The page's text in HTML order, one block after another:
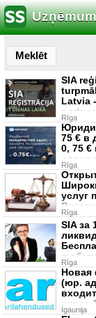
Meklēt
SIA
Latvia
Rīga
75 € в
0, 75 €
адрес
Rīga
услуг
Rīga
SIA за
любым
Rīga
Новая
(юр.
eur за
Igaunija